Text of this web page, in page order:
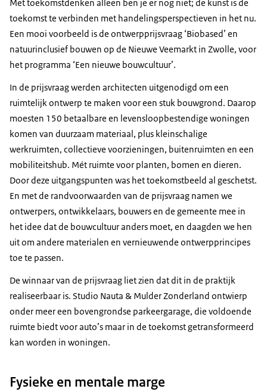
Met toekomstdenken alleen ben je er nog niet; de kunst is de
toekomst te verbinden met handelingsperspectieven in het nu.
Een mooi voorbeeld is de ontwerpprijsvraag ‘Biobased’ en
natuurinclusief bouwen op de Nieuwe Veemarkt in Zwolle, voor
het programma ‘Een nieuwe bouwcultuur’.
In de prijsvraag werden architecten uitgenodigd om een
ruimtelijk ontwerp te maken voor een stuk bouwgrond. Daarop
moesten 150 betaalbare en levensloopbestendige woningen
komen van duurzaam materiaal, plus kleinschalige
werkruimten, collectieve voorzieningen, buitenruimten en een
mobiliteitshub. Mét ruimte voor planten, bomen en dieren.
Door deze uitgangspunten was het toekomstbeeld al geschetst.
En met de randvoorwaarden van de prijsvraag namen we
ontwerpers, ontwikkelaars, bouwers en de gemeente mee in
het idee dat de bouwcultuur anders moet, en daagden we hen
uit om andere materialen en vernieuwende ontwerpprincipes
toe te passen.
De winnaar van de prijsvraag liet zien dat dit in de praktijk
realiseerbaar is. Studio Nauta & Mulder Zonderland ontwierp
onder meer een bovengrondse parkeergarage, die voldoende
ruimte biedt voor auto’s maar in de toekomst getransformeerd
kan worden in woningen.
Fysieke en mentale marge